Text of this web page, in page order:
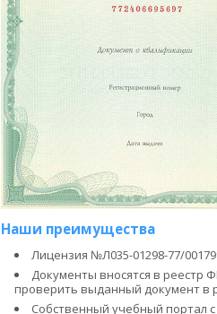
Наши преимущества
Лицензия №Л035-01298-77/
Документы вносятся в реестр
проверить выданный документ в
Собственный учебный портал